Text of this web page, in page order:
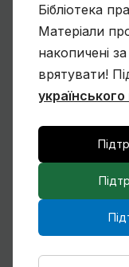
Чому
Бібліотека
Матеріали
накопичені
врятувати!